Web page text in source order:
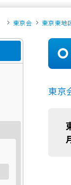
東京会 東京東地
東京